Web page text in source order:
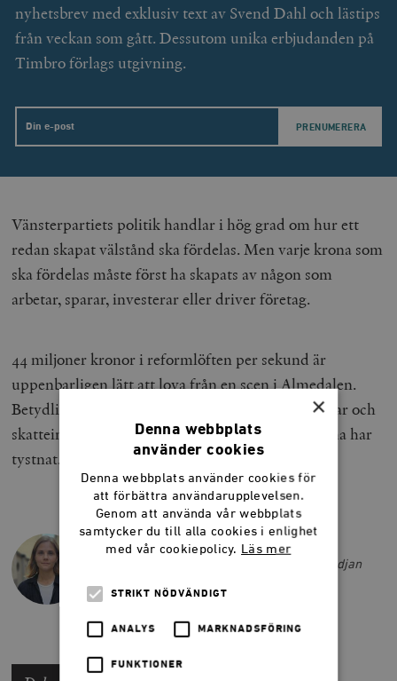
nyhetsbrev med exklusiv text av Svend Dahl och lästips
från veckan som gått. Dessutom unika erbjudanden på
Timbro förlags utgivning.
Email
Vänsterpartiets politik handlar i hög grad om hur ett
redan skapat välstånd ska fördelas. Men varje krona som
ska fördelas måste först ha skapats av någon som
arbetar, sparar, investerar eller driver företag.
44 miljoner kronor i reformlöften per sekund är
uppenbarligen lätt att lova från en scen i Almedalen.
Betydligt svårare är att skapa de jobb, investeringar och
skatteintäkter som ska betala notan när applåderna har
tystnat.
TILDA ANDERSSON
Tilda Andersson är ledarskribent på Smedjan
×
Denna webbplats
använder cookies
Denna webbplats använder cookies för
att förbättra användarupplevelsen.
Genom att använda vår webbplats
samtycker du till alla cookies i enlighet
med vår cookiepolicy. Läs mer
STRIKT NÖDVÄNDIGT
ANALYS MARKNADSFÖRING
FUNKTIONER